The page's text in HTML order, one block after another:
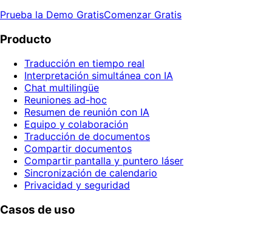
Prueba la Demo GratisComenzar Gratis
Producto
Traducción en tiempo real
Interpretación simultánea con IA
Chat multilingüe
Reuniones ad-hoc
Resumen de reunión con IA
Equipo y colaboración
Traducción de documentos
Compartir documentos
Compartir pantalla y puntero láser
Sincronización de calendario
Privacidad y seguridad
Casos de uso